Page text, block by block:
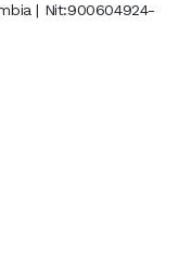
| Nit:900604924-